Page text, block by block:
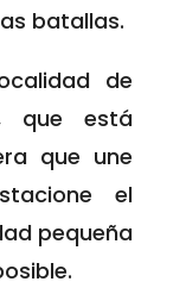
batallas.
de
que está
que une
el
pequeña